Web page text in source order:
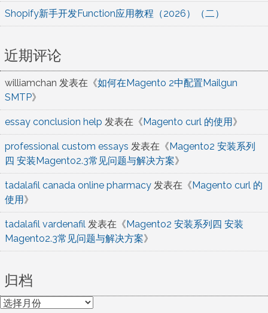
Shopify新手开发Function应用教程（2026）（二）
近期评论
williamchan 发表在《如何在Magento 2中配置Mailgun
SMTP》
essay conclusion help 发表在《Magento curl 的使用》
professional custom essays 发表在《Magento2 安装系列
四 安装Magento2.3常见问题与解决方案》
tadalafil canada online pharmacy 发表在《Magento curl 的
使用》
tadalafil vardenafil 发表在《Magento2 安装系列四 安装
Magento2.3常见问题与解决方案》
归档
归